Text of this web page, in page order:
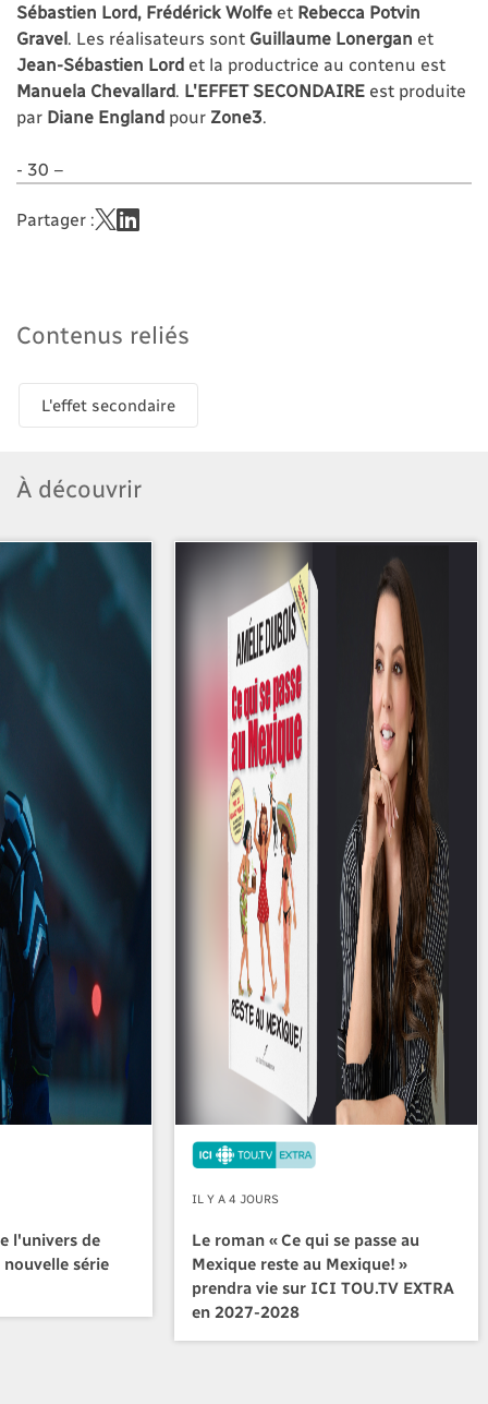
Sébastien Lord, Frédérick Wolfe et Rebecca Potvin
Gravel. Les réalisateurs sont Guillaume Lonergan et
Jean-Sébastien Lord et la productrice au contenu est
Manuela Chevallard. L'EFFET SECONDAIRE est produite
par Diane England pour Zone3.
- 30 –
Partager :
Contenus reliés
L'effet secondaire
À découvrir
l'univers de
série
IL Y A 4 JOURS
Le roman « Ce qui se passe au
Mexique reste au Mexique! »
prendra vie sur ICI TOU.TV EXTRA
en 2027-2028